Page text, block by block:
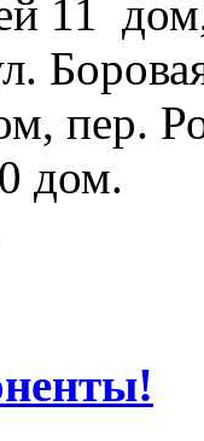
11
пер.
дом.